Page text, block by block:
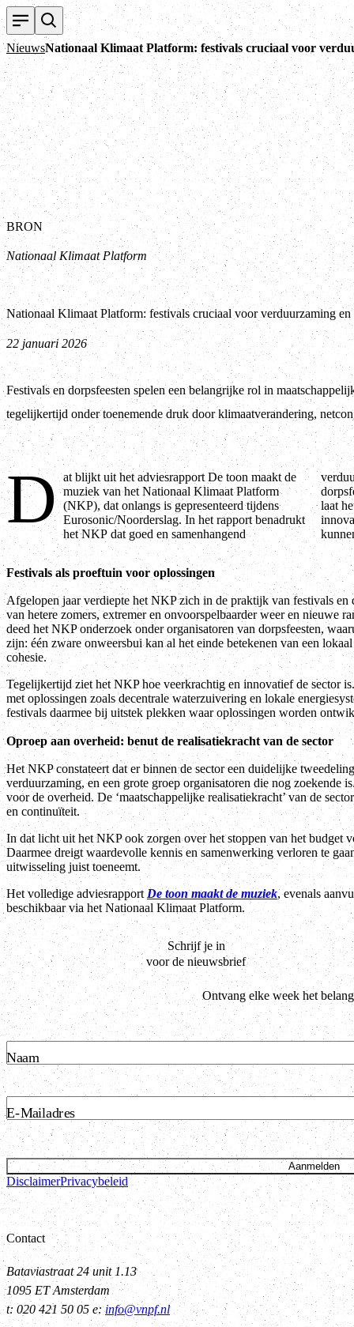
NieuwsNationaal Klimaat Platform: festivals cruciaal voor
BRON
Nationaal Klimaat Platform
Nationaal Klimaat Platform: festivals cruciaal voor verduurzaming
22 januari 2026
Festivals en dorpsfeesten spelen een belangrijke rol in
tegelijkertijd onder toenemende druk door klimaatverandering,
D at blijkt uit het adviesrapport De toon maakt de
muziek van het Nationaal Klimaat Platform
(NKP), dat onlangs is gepresenteerd tijdens
Eurosonic/Noorderslag. In het rapport benadrukt
het NKP dat goed en samenhangend
verduurzamingsbeleid essentieel is om festivals en
dorpsfeesten toekomstbestendig te houden. Tegelijkertijd
laat het onderzoek zien dat juist in de festivalpraktijk
innovatieve oplossingen ontstaan die ook van grote waarde
Festivals als proeftuin voor oplossingen
Afgelopen jaar verdiepte het NKP zich in de praktijk van festivals en
van hetere zomers, extremer en onvoorspelbaarder weer en nieuwe
deed het NKP onderzoek onder organisatoren van dorpsfeesten,
zijn: één zware onweersbui kan al het einde betekenen van een
cohesie.
Tegelijkertijd ziet het NKP hoe veerkrachtig en innovatief de sector
met oplossingen zoals decentrale waterzuivering en lokale
festivals daarmee bij uitstek plekken waar oplossingen worden
Oproep aan overheid: benut de realisatiekracht van de sector
Het NKP constateert dat er binnen de sector een duidelijke
verduurzaming, en een grote groep organisatoren die nog zoekende
voor de overheid. De ‘maatschappelijke realisatiekracht’ van de
en continuïteit.
In dat licht uit het NKP ook zorgen over het stoppen van het budget
Daarmee dreigt waardevolle kennis en samenwerking verloren te
uitwisseling juist toeneemt.
Het volledige adviesrapport De toon maakt de muziek, evenals
beschikbaar via het Nationaal Klimaat Platform.
Schrijf je in
voor de nieuwsbrief
Ontvang elke week het
Naam
E-Mailadres
Aanmelden
DisclaimerPrivacybeleid
Contact
Bataviastraat 24 unit 1.13
1095 ET Amsterdam
t: 020 421 50 05 e:info@vnpf.nl